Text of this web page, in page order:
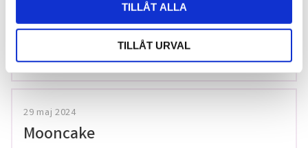
TILLÅT ALLA
TILLÅT URVAL
Förkylningssäsongen är inte över –
värm dig med våra teer på Thailaan
29 maj 2024
Mooncake